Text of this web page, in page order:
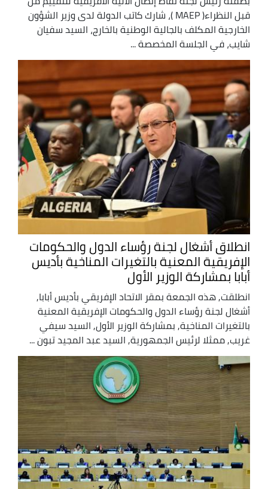
قبل النظراء( MAEP )، شارك كاتب الدولة لدى وزير الشؤون
الخارجية المكلف بالجالية الوطنية بالخارج، السيد سفيان
شايب، في الجلسة المخصصة ...
انطلاق أشغال لجنة رؤساء الدول والحكومات
الإفريقية المعنية بالتغيرات المناخية بأديس
أبابا بمشاركة الوزير الأول
انطلقت, هذه الجمعة بمقر الاتحاد الإفريقي بأديس أبابا,
أشغال لجنة رؤساء الدول والحكومات الإفريقية المعنية
بالتغيرات المناخية, بمشاركة الوزير الأول, السيد سيفي
غريب, ممثلا لرئيس الجمهورية, السيد عبد المجيد تبون ...